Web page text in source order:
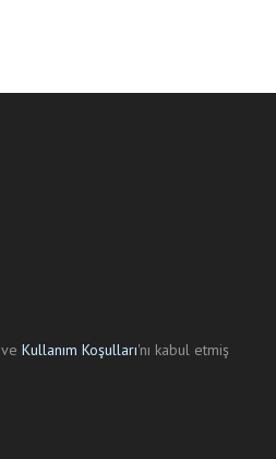
ve Kullanım Koşulları'nı kabul etmiş